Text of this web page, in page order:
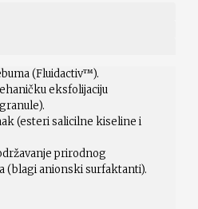
(Fluidactiv™).
eksfolijaciju
(esteri salicilne kiseline i
prirodnog
(blagi anionski surfaktanti).